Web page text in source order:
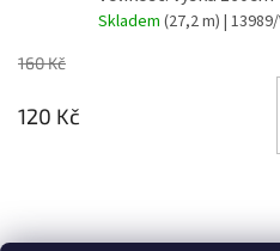
Skladem (27,2 m) |
160 Kč
120 Kč